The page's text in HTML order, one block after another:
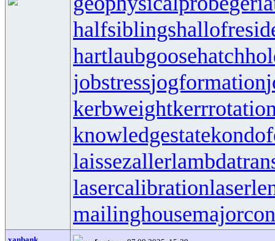
halfsiblings
hartlaubgoose
jobstressjogformation
kerbweight
knowledgestate
laissezaller
lasercalibration
mailinghouse